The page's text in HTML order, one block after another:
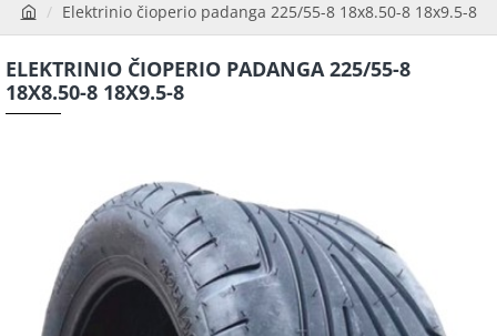
m
e
Elektrinio čioperio padanga 225/55-8 18x8.50-8 18x9.5-8
ELEKTRINIO ČIOPERIO PADANGA 225/55-8
18X8.50-8 18X9.5-8